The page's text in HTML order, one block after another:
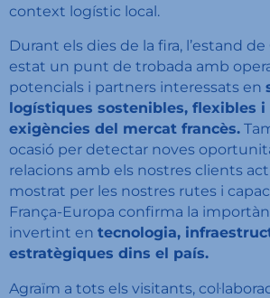
context logístic local.
Durant els dies de la fira, l’estand de
estat un punt de trobada amb
potencials i partners interessats en
logístiques sostenibles, flexibles i
exigències del mercat francès.
ocasió per detectar noves
relacions amb els nostres clients
mostrat per les nostres rutes i
França-Europa confirma la
invertint en tecnologia,
estratègiques dins el país.
Agraïm a tots els visitants,